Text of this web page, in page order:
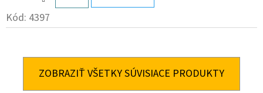
KOŠÍKA
Kód: 4397
ZOBRAZIŤ VŠETKY SÚVISIACE PRODUKTY